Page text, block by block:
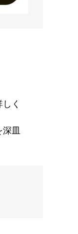
く
皿